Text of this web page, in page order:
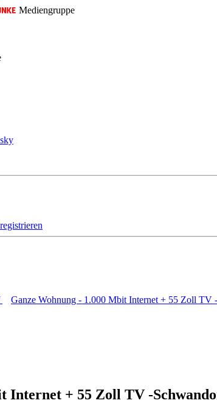
Mediengruppe
Ganze Wohnung - 1.000 Mbit Internet + 55 Zoll TV
Internet + 55 Zoll TV -